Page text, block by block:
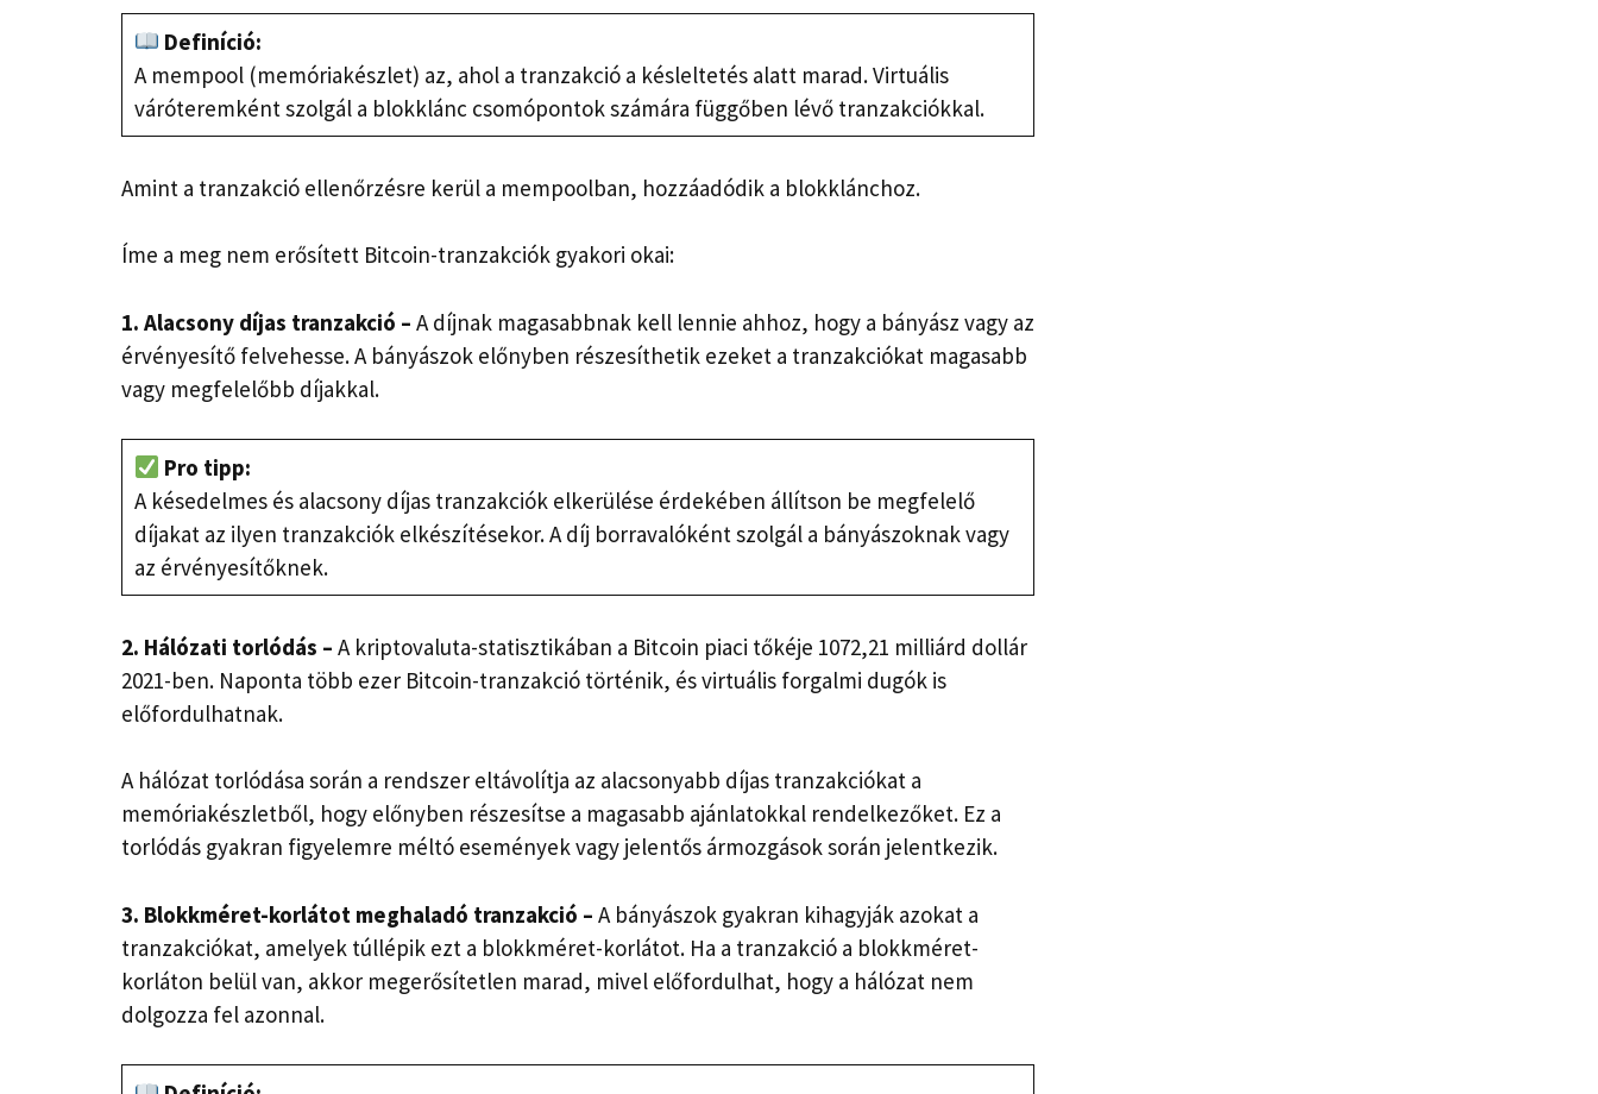
Definíció:
A mempool (memóriakészlet) az, ahol a tranzakció a késleltetés alatt marad. Virtuális
váróteremként szolgál a blokklánc csomópontok számára függőben lévő tranzakciókkal.
Amint a tranzakció ellenőrzésre kerül a mempoolban, hozzáadódik a blokklánchoz.
Íme a meg nem erősített Bitcoin-tranzakciók gyakori okai:
1. Alacsony díjas tranzakció – A díjnak magasabbnak kell lennie ahhoz, hogy a bányász vagy az
érvényesítő felvehesse. A bányászok előnyben részesíthetik ezeket a tranzakciókat magasabb
vagy megfelelőbb díjakkal.
Pro tipp:
A késedelmes és alacsony díjas tranzakciók elkerülése érdekében állítson be megfelelő
díjakat az ilyen tranzakciók elkészítésekor. A díj borravalóként szolgál a bányászoknak vagy
az érvényesítőknek.
2. Hálózati torlódás – A kriptovaluta-statisztikában a Bitcoin piaci tőkéje 1072,21 milliárd dollár
2021-ben. Naponta több ezer Bitcoin-tranzakció történik, és virtuális forgalmi dugók is
előfordulhatnak.
A hálózat torlódása során a rendszer eltávolítja az alacsonyabb díjas tranzakciókat a
memóriakészletből, hogy előnyben részesítse a magasabb ajánlatokkal rendelkezőket. Ez a
torlódás gyakran figyelemre méltó események vagy jelentős ármozgások során jelentkezik.
3. Blokkméret-korlátot meghaladó tranzakció – A bányászok gyakran kihagyják azokat a
tranzakciókat, amelyek túllépik ezt a blokkméret-korlátot. Ha a tranzakció a blokkméret-
korláton belül van, akkor megerősítetlen marad, mivel előfordulhat, hogy a hálózat nem
dolgozza fel azonnal.